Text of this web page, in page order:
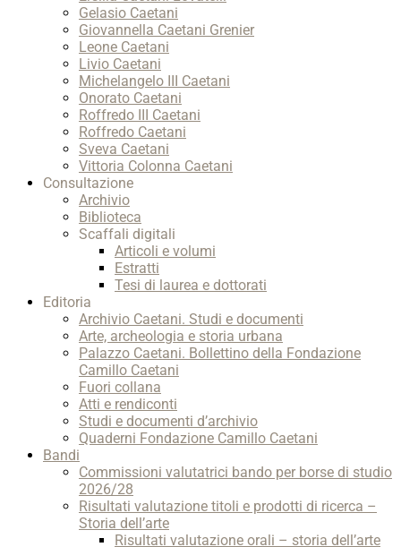
Gelasio Caetani
Giovannella Caetani Grenier
Leone Caetani
Livio Caetani
Michelangelo III Caetani
Onorato Caetani
Roffredo III Caetani
Roffredo Caetani
Sveva Caetani
Vittoria Colonna Caetani
Consultazione
Archivio
Biblioteca
Scaffali digitali
Articoli e volumi
Estratti
Tesi di laurea e dottorati
Editoria
Archivio Caetani. Studi e documenti
Arte, archeologia e storia urbana
Palazzo Caetani. Bollettino della Fondazione
Camillo Caetani
Fuori collana
Atti e rendiconti
Studi e documenti d’archivio
Quaderni Fondazione Camillo Caetani
Bandi
Commissioni valutatrici bando per borse di studio
2026/28
Risultati valutazione titoli e prodotti di ricerca –
Storia dell’arte
Risultati valutazione orali – storia dell’arte